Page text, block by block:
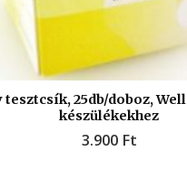
25db/doboz,
készülékekhez
3.900 Ft